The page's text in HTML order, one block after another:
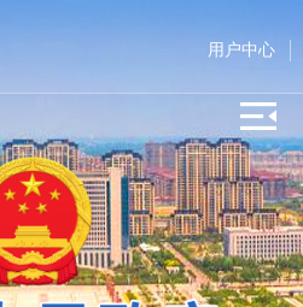
用户中心